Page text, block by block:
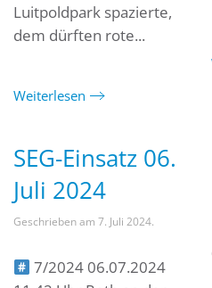
Luitpoldpark spazierte,
dem dürften rote...
Weiterlesen
SEG-Einsatz 06.
Juli 2024
Geschrieben am 7. Juli 2024.
7/2024 06.07.2024